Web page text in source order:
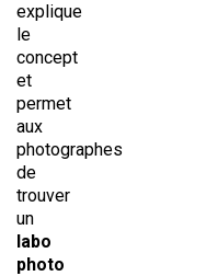
explique
le
concept
et
permet
aux
photographes
de
trouver
un
labo
photo